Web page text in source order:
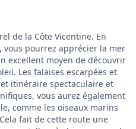
de la Côte Vicentine. En
pourrez apprécier la mer
excellent moyen de découvrir
Les falaises escarpées et
itinéraire spectaculaire et
vous aurez également
comme les oiseaux marins
fait de cette route une